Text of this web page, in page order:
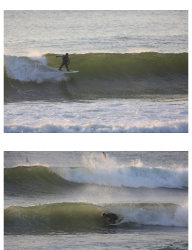
予報士 hiro.
banpaku
Mr.K
chappy
Romisea